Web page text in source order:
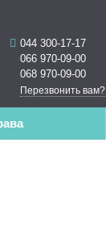
044 300-17-17
066 970-09-00
068 970-09-00
Перезвонить вам?